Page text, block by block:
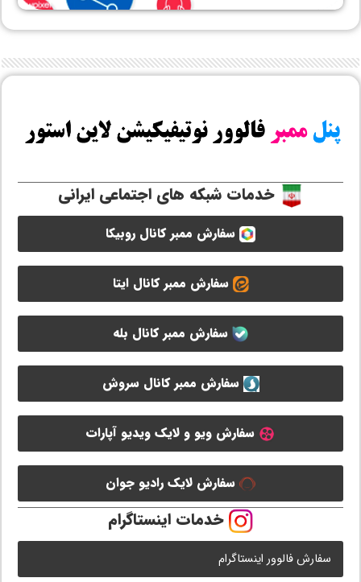
خدمات شبکه های اجتماعی ایرانی
سفارش ممبر کانال روبیکا
سفارش ممبر کانال ایتا
سفارش ممبر کانال بله
سفارش ممبر کانال سروش
سفارش ویو و لایک ویدیو آپارات
سفارش لایک رادیو جوان
خدمات اینستاگرام
سفارش فالوور اینستاگرام